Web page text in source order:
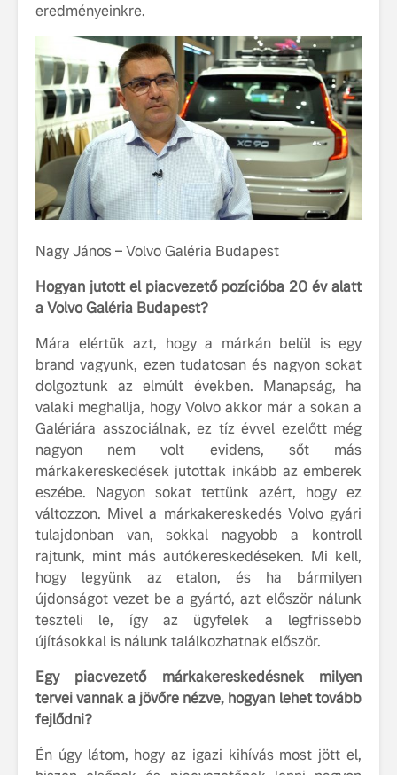
eredményeinkre.
Nagy János – Volvo Galéria Budapest
Hogyan jutott el piacvezető pozícióba 20 év alatt
a Volvo Galéria Budapest?
Mára elértük azt, hogy a márkán belül is egy
brand vagyunk, ezen tudatosan és nagyon sokat
dolgoztunk az elmúlt években. Manapság, ha
valaki meghallja, hogy Volvo akkor már a sokan a
Galériára asszociálnak, ez tíz évvel ezelőtt még
nagyon nem volt evidens, sőt más
márkakereskedések jutottak inkább az emberek
eszébe. Nagyon sokat tettünk azért, hogy ez
változzon. Mivel a márkakereskedés Volvo gyári
tulajdonban van, sokkal nagyobb a kontroll
rajtunk, mint más autókereskedéseken. Mi kell,
hogy legyünk az etalon, és ha bármilyen
újdonságot vezet be a gyártó, azt először nálunk
teszteli le, így az ügyfelek a legfrissebb
újításokkal is nálunk találkozhatnak először.
Egy piacvezető márkakereskedésnek milyen
tervei vannak a jövőre nézve, hogyan lehet tovább
fejlődni?
Én úgy látom, hogy az igazi kihívás most jött el,